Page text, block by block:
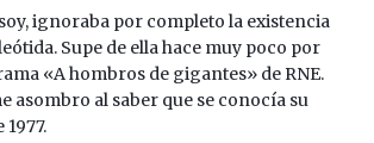
ignoraba por completo la existencia
Supe de ella hace muy poco por
«A hombros de gigantes» de RNE.
asombro al saber que se conocía su